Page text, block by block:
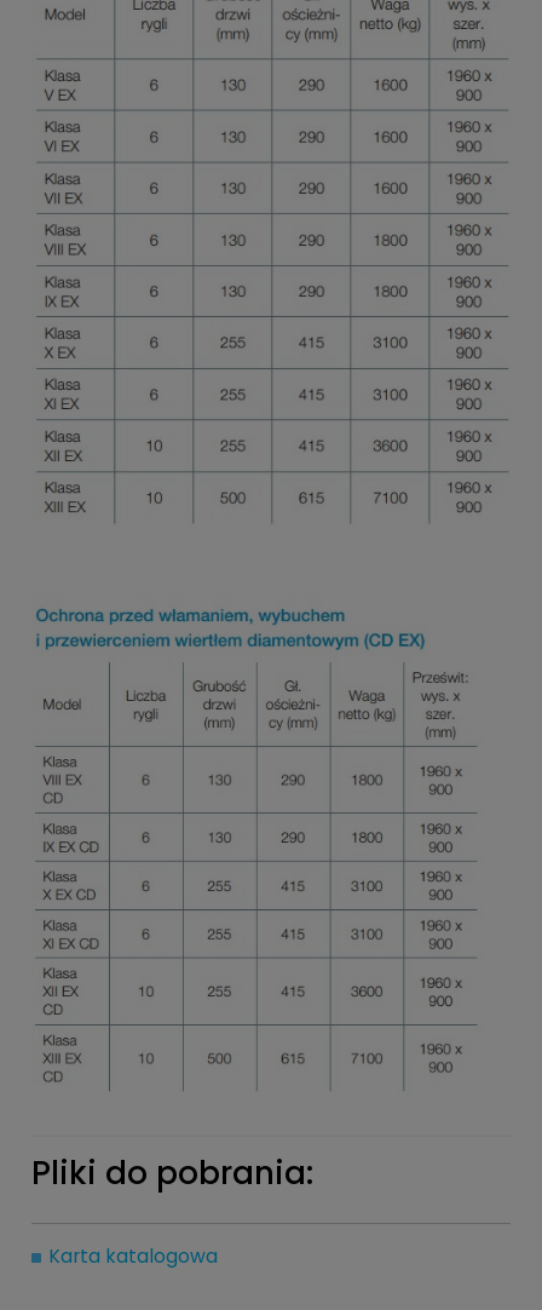
Pliki do pobrania:
Karta katalogowa